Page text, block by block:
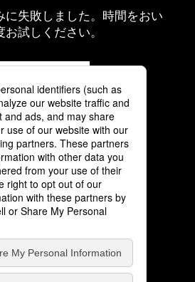
に失敗しました。時間をおい
お試しください。